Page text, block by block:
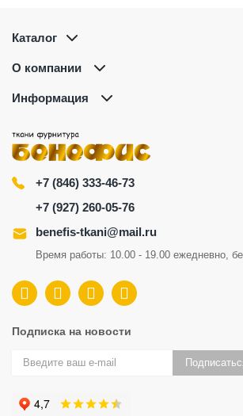
Каталог
О компании
Информация
+7 (846) 333-46-73
+7 (927) 260-05-76
benefis-tkani@mail.ru
Время работы: 10.00 - 19.00 ежедневно,
Подписка на новости